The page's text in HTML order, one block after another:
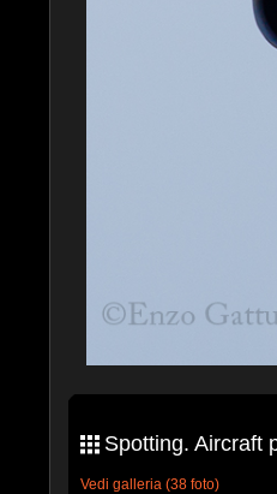
Spotting. Aircraft
Vedi galleria (38 foto)